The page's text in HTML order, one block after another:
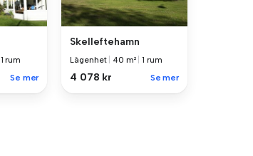
1 rum
Se mer
Skelleftehamn
Lägenhet 40 m² |1 rum
4 078 kr Se mer